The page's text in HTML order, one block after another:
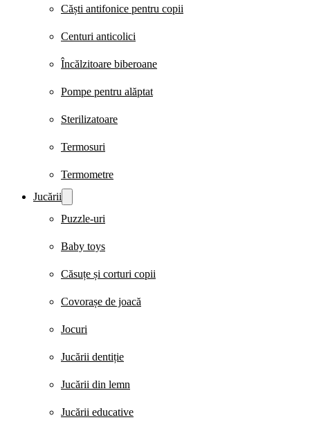
Căști antifonice pentru copii
Centuri anticolici
Încălzitoare biberoane
Pompe pentru alăptat
Sterilizatoare
Termosuri
Termometre
Jucării
Puzzle-uri
Baby toys
Căsuțe și corturi copii
Covorașe de joacă
Jocuri
Jucării dentiție
Jucării din lemn
Jucării educative